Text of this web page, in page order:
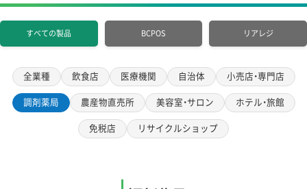
すべての製品 BCPOS リアレジ
全業種 飲食店 医療機関 自治体 小売店・専門店
調剤薬局 農産物直売所 美容室・サロン ホテル・旅館
免税店 リサイクルショップ